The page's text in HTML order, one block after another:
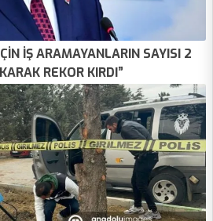
İŞ ARAMAYANLARIN SAYISI 2
REKOR KIRDI”